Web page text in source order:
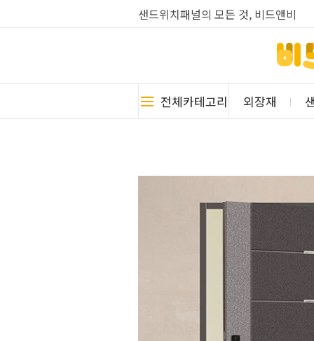
샌드위치패널의 모든 것, 비드앤비
전체카테고리 외장재